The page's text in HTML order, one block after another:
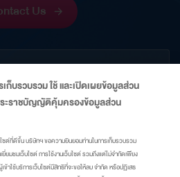
Us
ก็บรวบรวม ใช้ และเปิดเผยข้อมูลส่วน
ะราชบัญญัติคุ้มครองข้อมูลส่วน
ซต์ที่ดีขึ้น บริษัทฯ ขอความยินยอมท่านในการเก็บรวบรวม
ยมชมเว็บไซต์ การใช้งานเว็บไซต์ รวมถึงแต่ไม่จำกัดเพียง
าใช้บริการเว็บไซต์มีสิทธิที่จะขอให้ลบ จำกัด หรือปฏิเสธ